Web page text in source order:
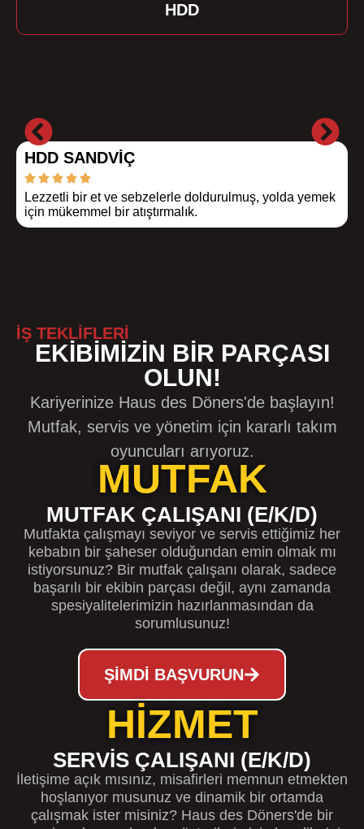
HDD
HDD SANDVIÇ
Lezzetli bir et ve sebzelerle doldurulmuş, yolda yemek
için mükemmel bir atıştırmalık.
İŞ TEKLİFLERİ
EKIBIMIZIN BIR PARÇASI
OLUN!
Kariyerinize Haus des Döners'de başlayın!
Mutfak, servis ve yönetim için kararlı takım
oyuncuları arıyoruz.
MUTFAK
MUTFAK ÇALIŞANI (E/K/D)
Mutfakta çalışmayı seviyor ve servis ettiğimiz her
kebabın bir şaheser olduğundan emin olmak mı
istiyorsunuz? Bir mutfak çalışanı olarak, sadece
başarılı bir ekibin parçası değil, aynı zamanda
spesiyalitelerimizin hazırlanmasından da
sorumlusunuz!
ŞIMDI BAŞVURUN
HİZMET
SERVIS ÇALIŞANI (E/K/D)
İletişime açık mısınız, misafirleri memnun etmekten
hoşlanıyor musunuz ve dinamik bir ortamda
çalışmak ister misiniz? Haus des Döners'de bir